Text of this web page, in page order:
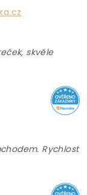
skvěle
Rychlost